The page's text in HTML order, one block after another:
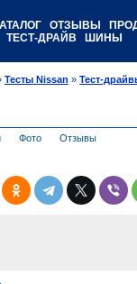
ОТЗЫВЫ
ТЕСТ-ДРАЙВ
ШИНЫ
Тесты Nissan » Тест-
Фото Отзывы